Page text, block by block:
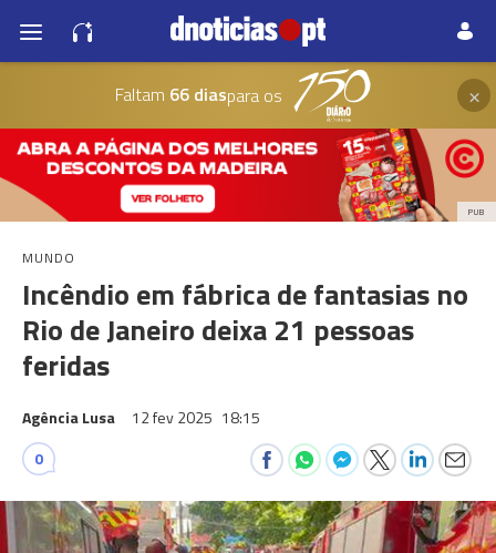
Faltam 66 diaspara os ×
PUB
MUNDO
Incêndio em fábrica de fantasias no
Rio de Janeiro deixa 21 pessoas
feridas
Agência Lusa 12 fev 2025 18:15
0